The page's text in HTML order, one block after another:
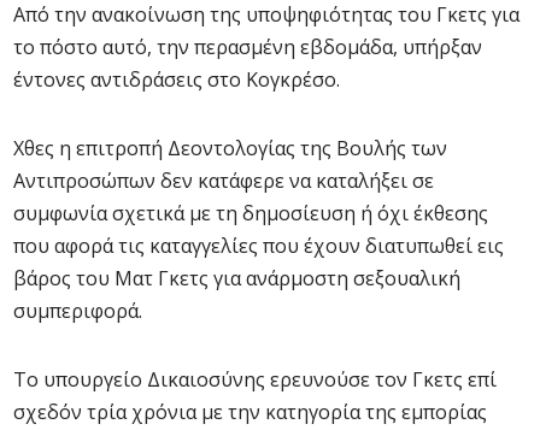
Από την ανακοίνωση της υποψηφιότητας του Γκετς για
το πόστο αυτό, την περασμένη εβδομάδα, υπήρξαν
έντονες αντιδράσεις στο Κογκρέσο.
Χθες η επιτροπή Δεοντολογίας της Βουλής των
Αντιπροσώπων δεν κατάφερε να καταλήξει σε
συμφωνία σχετικά με τη δημοσίευση ή όχι έκθεσης
που αφορά τις καταγγελίες που έχουν διατυπωθεί εις
βάρος του Ματ Γκετς για ανάρμοστη σεξουαλική
συμπεριφορά.
Το υπουργείο Δικαιοσύνης ερευνούσε τον Γκετς επί
σχεδόν τρία χρόνια με την κατηγορία της εμπορίας